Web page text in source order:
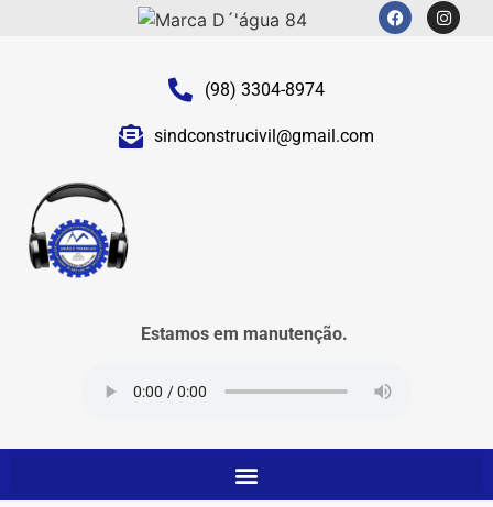
(98) 3304-8974
sindconstrucivil@gmail.com
Estamos em manutenção.